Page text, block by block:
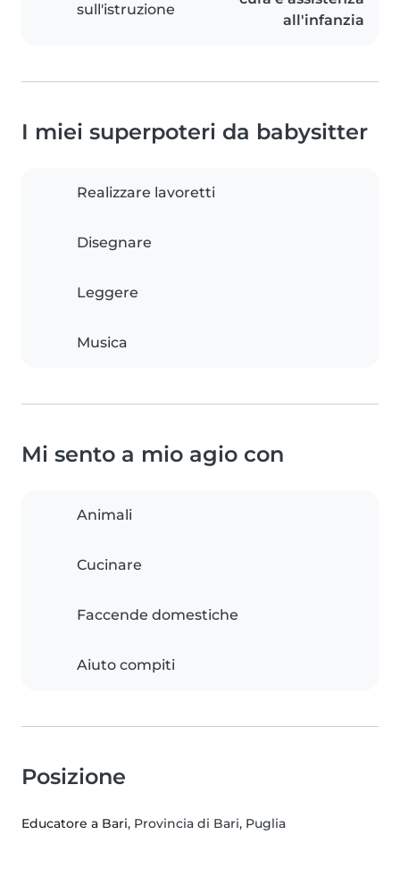
sull'istruzione
all'infanzia
I miei superpoteri da babysitter
Realizzare lavoretti
Disegnare
Leggere
Musica
Mi sento a mio agio con
Animali
Cucinare
Faccende domestiche
Aiuto compiti
Posizione
Educatore a Bari, Provincia di Bari, Puglia